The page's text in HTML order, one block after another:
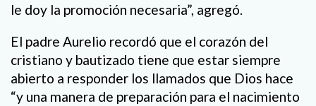
le doy la promoción necesaria”, agregó.
El padre Aurelio recordó que el corazón del
cristiano y bautizado tiene que estar siempre
abierto a responder los llamados que Dios hace
“y una manera de preparación para el nacimiento